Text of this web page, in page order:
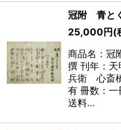
冠附 青と
25,000円(
商品名：冠
撰 刊年：天
兵衛 心斎
有 冊数：一
送料…